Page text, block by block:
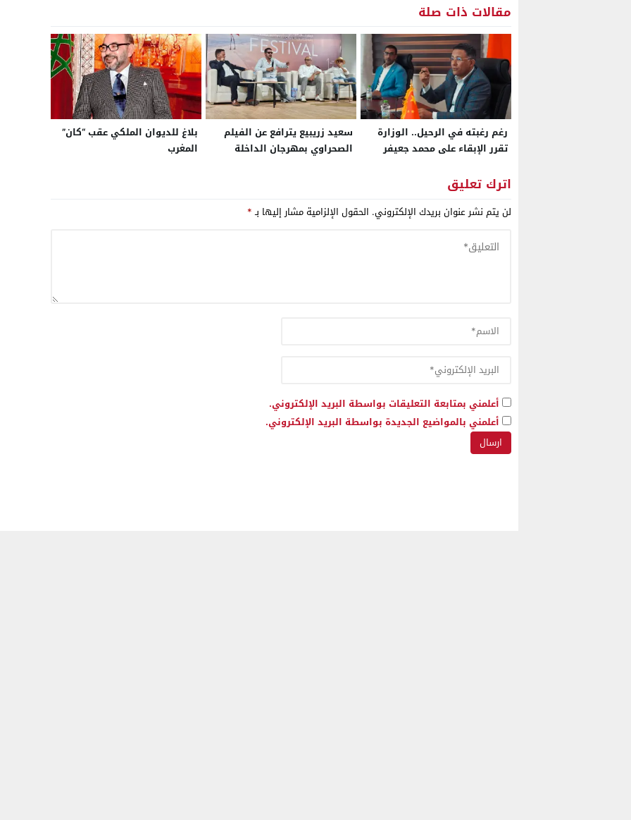
مقالات ذات صلة
رغم رغبته في الرحيل.. الوزارة
تقرر الإبقاء على محمد جعيفر
سعيد زريبيع يترافع عن الفيلم
الصحراوي بمهرجان الداخلة
بلاغ للديوان الملكي عقب “كان”
المغرب
اترك تعليق
لن يتم نشر عنوان بريدك الإلكتروني. الحقول الإلزامية مشار إليها بـ*
أعلمني بمتابعة التعليقات بواسطة البريد الإلكتروني.
أعلمني بالمواضيع الجديدة بواسطة البريد الإلكتروني.